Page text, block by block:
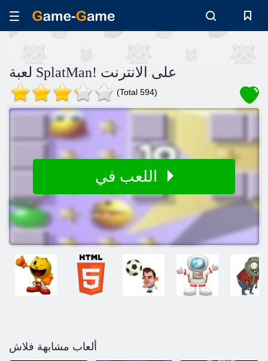
لعبة SplatMan! على الانترنت
(Total 594)
ألعاب مشابهة فلاش